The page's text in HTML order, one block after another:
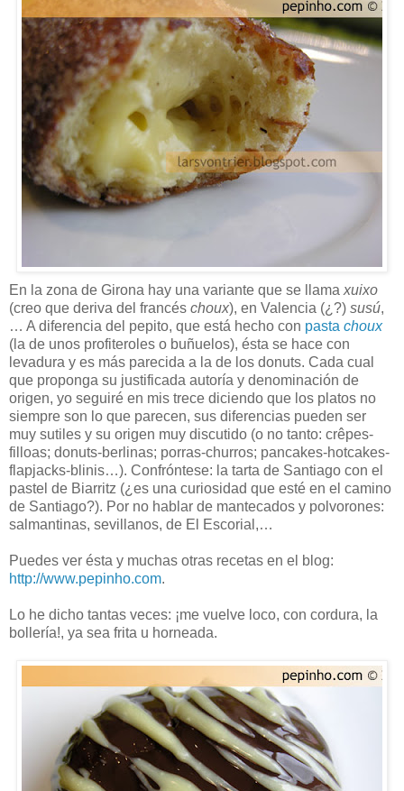
En la zona de Girona hay una variante que se llama xuixo
(creo que deriva del francés choux), en Valencia (¿?) susú,
… A diferencia del pepito, que está hecho con pasta choux
(la de unos profiteroles o buñuelos), ésta se hace con
levadura y es más parecida a la de los donuts. Cada cual
que proponga su justificada autoría y denominación de
origen, yo seguiré en mis trece diciendo que los platos no
siempre son lo que parecen, sus diferencias pueden ser
muy sutiles y su origen muy discutido (o no tanto: crêpes-
filloas; donuts-berlinas; porras-churros; pancakes-hotcakes-
flapjacks-blinis…). Confróntese: la tarta de Santiago con el
pastel de Biarritz (¿es una curiosidad que esté en el camino
de Santiago?). Por no hablar de mantecados y polvorones:
salmantinas, sevillanos, de El Escorial,…
Puedes ver ésta y muchas otras recetas en el blog:
http://www.pepinho.com.
Lo he dicho tantas veces: ¡me vuelve loco, con cordura, la
bollería!, ya sea frita u horneada.